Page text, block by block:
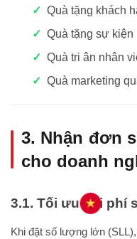
Quà tặng khách
Quà tặng sự kiện
Quà tri ân nhân
Quà marketing
3. Nhận đơn
cho doanh
3.1. Tối ưu chi phí
Khi đặt số lượng lớn